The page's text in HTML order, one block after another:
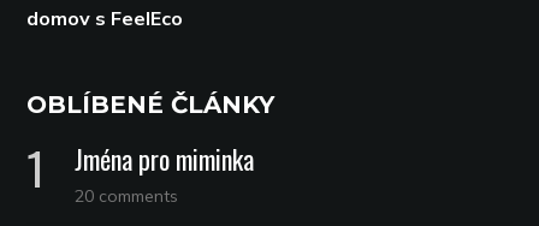
domov s FeelEco
OBLÍBENÉ ČLÁNKY
Jména pro miminka
20 comments